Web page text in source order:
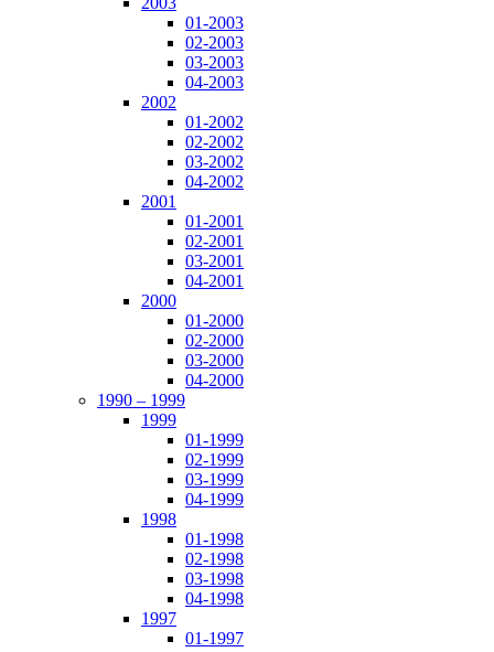
01-2003
02-2003
03-2003
04-2003
2002
01-2002
02-2002
03-2002
04-2002
2001
01-2001
02-2001
03-2001
04-2001
2000
01-2000
02-2000
03-2000
04-2000
1990 – 1999
1999
01-1999
02-1999
03-1999
04-1999
1998
01-1998
02-1998
03-1998
04-1998
1997
01-1997